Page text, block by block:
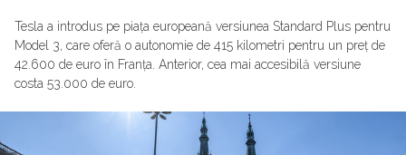
Tesla a introdus pe piața europeană versiunea Standard Plus pentru
Model 3, care oferă o autonomie de 415 kilometri pentru un preț de
42.600 de euro în Franța. Anterior, cea mai accesibilă versiune
costa 53.000 de euro.